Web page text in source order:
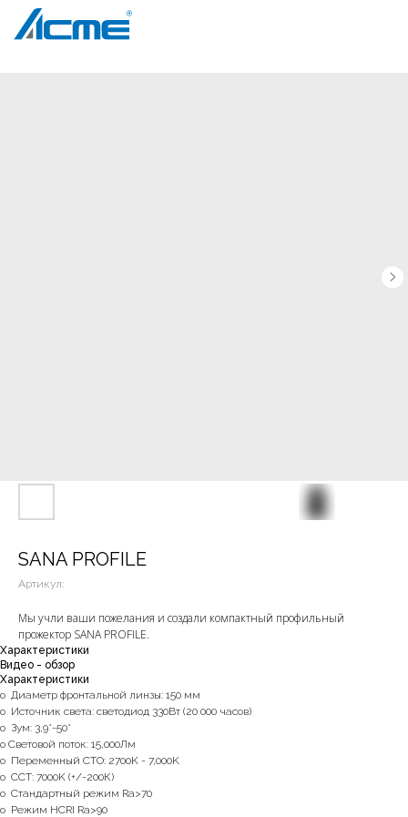
SANA PROFILE
Артикул:
Мы учли ваши пожелания и создали компактный профильный
прожектор SANA PROFILE.
Характеристики
Видео - обзор
Характеристики
o Диаметр фронтальной линзы: 150 мм
o Источник света: светодиод 330Вт (20 000 часов)
o Зум: 3,9°-50°
o Световой поток: 15,000Лм
o Переменный CTO: 2700K - 7,000K
o ССТ: 7000K (+/-200К)
o Стандартный режим Ra>70
o Режим HCRI Ra>90